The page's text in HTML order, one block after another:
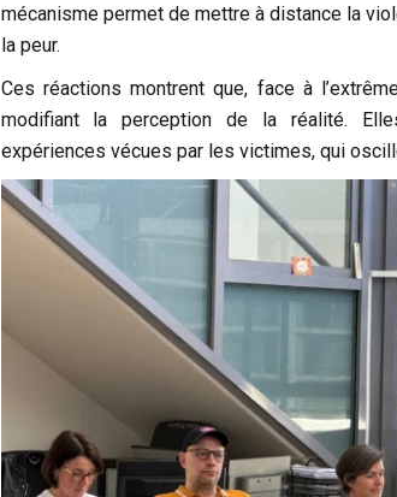
mécanisme permet de mettre à distance la
la peur.
Ces réactions montrent que, face à
modifiant la perception de la réalité.
expériences vécues par les victimes, qui